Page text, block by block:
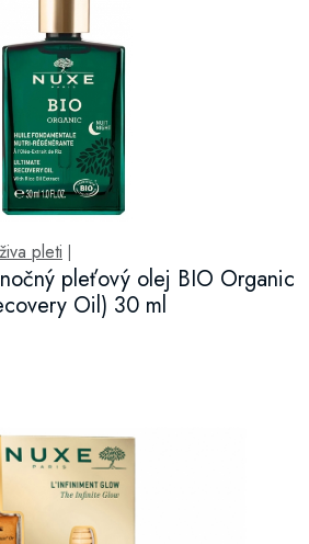
pleti
pleťový olej BIO Organic
Oil) 30 ml